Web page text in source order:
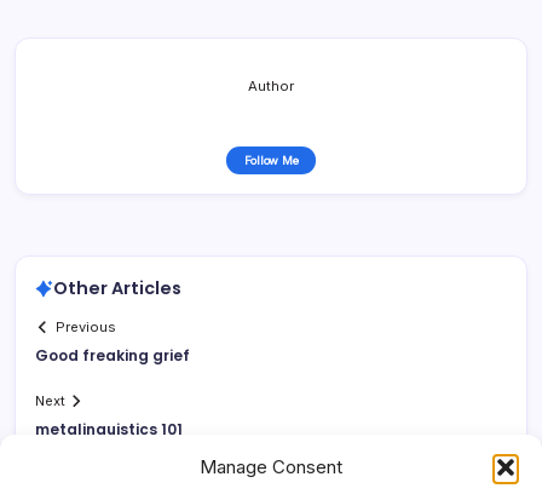
Manage Consent
Author
Follow Me
Other Articles
Previous
Good freaking grief
Next
metalinguistics 101